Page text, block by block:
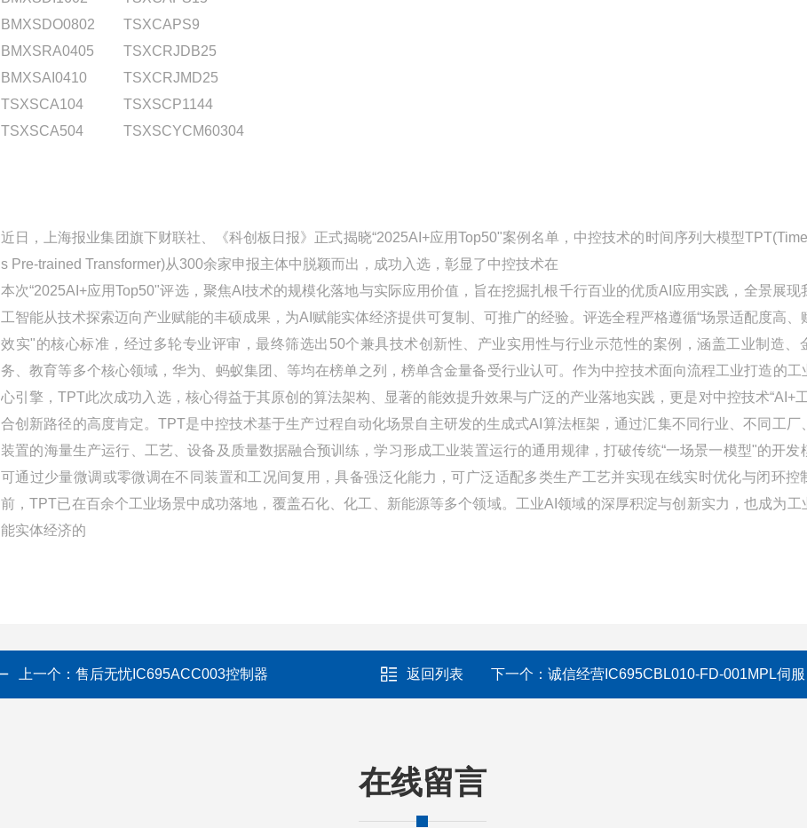
BMXSDO0802
TSXCAPS9
BMXSRA0405
TSXCRJDB25
BMXSAI0410
TSXCRJMD25
TSXSCA104
TSXSCP1144
TSXSCA504
TSXSCYCM60304
近日，上海报业集团旗下财联社、《科创板日报》正式揭晓“2025AI+应用Top50"案例名单，中控技术的时间序列大模型
s Pre-trained Transformer)从300余家申报主体中脱颖而出，成功入选，彰显了中控技术在
本次“2025AI+应用Top50"评选，聚焦AI技术的规模化落地与实际应用价值，旨在挖掘扎根千行百业的优质AI应用实践，全景展现
工智能从技术探索迈向产业赋能的丰硕成果，为AI赋能实体经济提供可复制、可推广的经验。评选全程严格遵循“场景适配度高、
效实"的核心标准，经过多轮专业评审，最终筛选出50个兼具技术创新性、产业实用性与行业示范性的案例，涵盖工业制造、
务、教育等多个核心领域，华为、蚂蚁集团、等均在榜单之列，榜单含金量备受行业认可。作为中控技术面向流程工业打造的工
心引擎，TPT此次成功入选，核心得益于其原创的算法架构、显著的能效提升效果与广泛的产业落地实践，更是对中控技术“AI+
合创新路径的高度肯定。TPT是中控技术基于生产过程自动化场景自主研发的生成式AI算法框架，通过汇集不同行业、不同工厂
装置的海量生产运行、工艺、设备及质量数据融合预训练，学习形成工业装置运行的通用规律，打破传统“一场景一模型"的开发
可通过少量微调或零微调在不同装置和工况间复用，具备强泛化能力，可广泛适配多类生产工艺并实现在线实时优化与闭环控
前，TPT已在百余个工业场景中成功落地，覆盖石化、化工、新能源等多个领域。工业AI领域的深厚积淀与创新实力，也成为工
能实体经济的
上一个： 售后无忧IC695ACC003控制器 返回列表 下一个： 诚信经营IC695CBL010-FD-001MPL伺服电机
在线留言